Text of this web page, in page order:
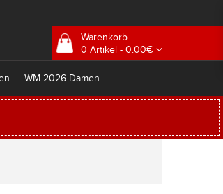
Warenkorb
0 Artikel - 0.00€
WM 2026 Damen